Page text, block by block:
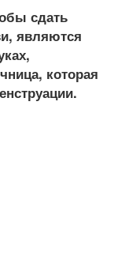
сдать
являются
которая